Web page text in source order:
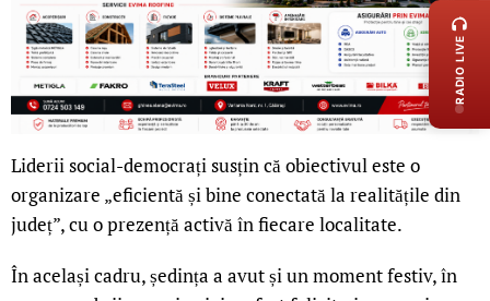
Liderii social-democrați susțin că obiectivul este o
organizare „eficientă și bine conectată la realitățile din
județ”, cu o prezență activă în fiecare localitate.
În același cadru, ședința a avut și un moment festiv, în
RADIO LIVE